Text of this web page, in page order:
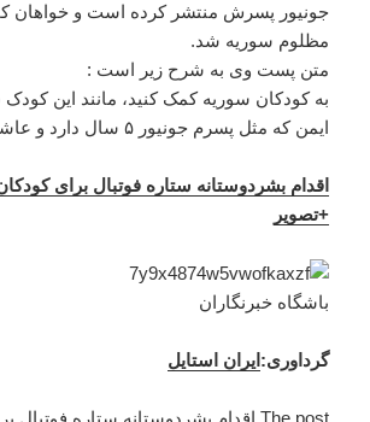
جونیور پسرش منتشر کرده است و خواهان
مظلوم سوریه شد.
متن پست وی به شرح زیر است :
به کودکان سوریه کمک کنید، مانند این
ایمن که مثل پسرم جونیور ۵ سال دارد و عاشق فوتبال است.
اقدام بشردوستانه ستاره فوتبال برای
+تصویر
باشگاه خبرنگاران
گرداوری: ایران استایل